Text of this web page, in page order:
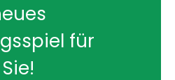
für
Sie!